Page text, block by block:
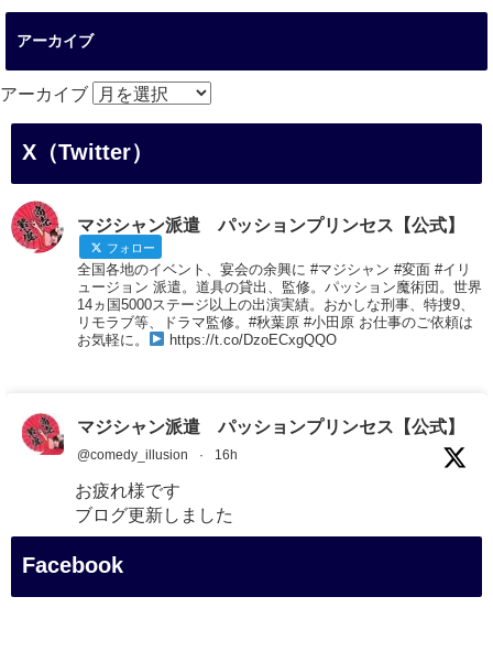
アーカイブ
アーカイブ
X（Twitter）
マジシャン派遣 パッションプリンセス【公式】
フォロー
全国各地のイベント、宴会の余興に #マジシャン #変面 #イリ
ュージョン 派遣。道具の貸出、監修。パッション魔術団。世界
14ヵ国5000ステージ以上の出演実績。おかしな刑事、特捜9、
リモラブ等、ドラマ監修。#秋葉原 #小田原 お仕事のご依頼は
お気軽に。
https://t.co/DzoECxgQQO
マジシャン派遣 パッションプリンセス【公式】
@comedy_illusion · 16h
お疲れ様です
ブログ更新しました
「マジシャン和歌山旅 白浜町・円月島」
Facebook